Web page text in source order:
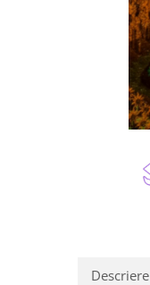
Descriere